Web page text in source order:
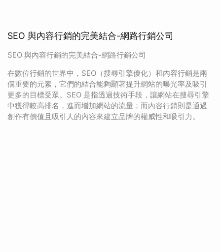
SEO 與內容行銷的完美結合-網路行銷公司
SEO 與內容行銷的完美結合-網路行銷公司
在數位行銷的世界中，SEO（搜尋引擎優化）和內容行銷是兩
個重要的元素，它們的結合能夠顯著提升網站的曝光率及吸引
更多的目標受眾。SEO 是指透過技術手段，讓網站在搜尋引擎
中獲得較高排名，進而增加網站的流量；而內容行銷則是通過
創作有價值且吸引人的內容來建立品牌的權威性和吸引力。